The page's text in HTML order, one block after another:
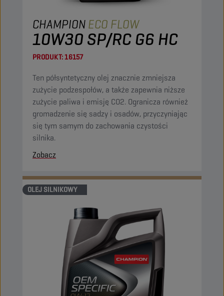
CHAMPIONECO FLOW
10W30 SP/RC G6 HC
PRODUKT:16157
Ten półsyntetyczny olej znacznie zmniejsza
zużycie podzespołów, a także zapewnia niższe
zużycie paliwa i emisję CO2. Ogranicza również
gromadzenie się sadzy i osadów, przyczyniając
się tym samym do zachowania czystości
silnika.
Zobacz
OLEJ SILNIKOWY